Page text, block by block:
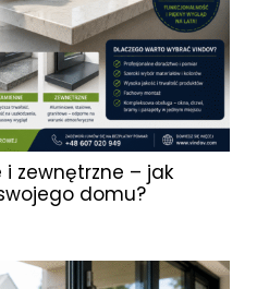
zewnętrzne – jak
domu?